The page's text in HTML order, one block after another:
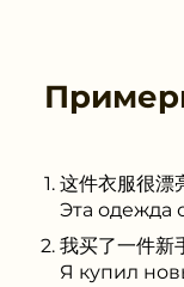
这件衣服很
Эта одежда
我买了一件
Я купил